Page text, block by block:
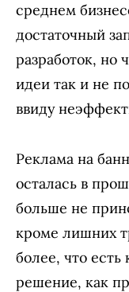
среднем
достаточный
разработок, но
идеи так и не
ввиду
Реклама на
осталась в
больше не
кроме лишних
более, что
решение, как